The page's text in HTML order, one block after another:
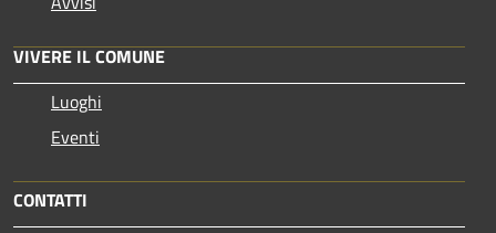
VIVERE IL COMUNE
Luoghi
Eventi
CONTATTI